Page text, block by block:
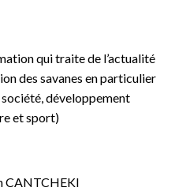
qui traite de l’actualité
des savanes en particulier
développement
et sport)
CANTCHEKI